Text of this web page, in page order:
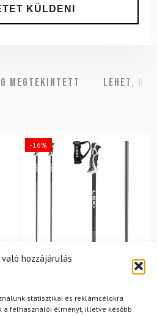
való hozzájárulás
statisztikai és reklámcélokra
a felhasználói élményt, illetve később
MEGTEKINTETT Lehet,
-16%
Síbotok LEKI Bold Lite S